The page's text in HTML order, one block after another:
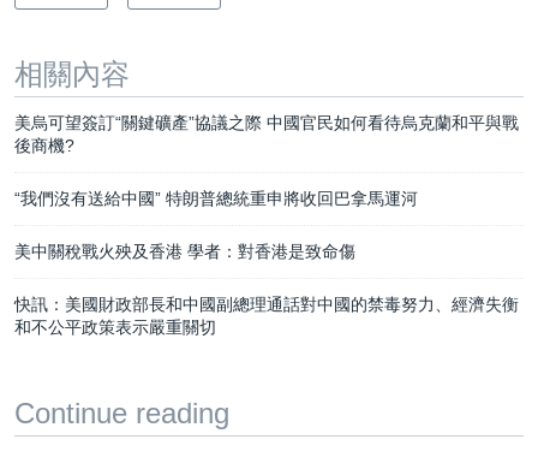
相關內容
美烏可望簽訂“關鍵礦產”協議之際 中國官民如何看待烏克蘭和平與戰
後商機?
“我們沒有送給中國” 特朗普總統重申將收回巴拿馬運河
美中關稅戰火殃及香港 學者：對香港是致命傷
快訊：美國財政部長和中國副總理通話對中國的禁毒努力、經濟失衡
和不公平政策表示嚴重關切
Continue reading